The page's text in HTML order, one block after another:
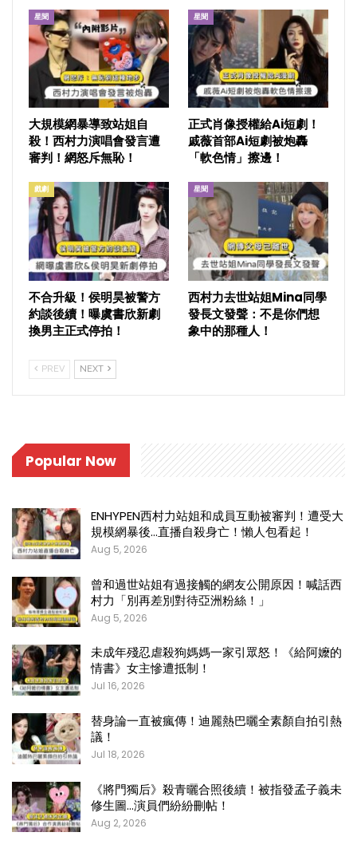
星聞
大規模網暴導致站姐自
殺！西村力演唱會發言遭
審判！網怒斥無恥！
星聞
正式肖像授權給Ai短劇！
戚薇首部Ai短劇被炮轟
「軟色情」擦邊！
戲劇
不合升級！侯明昊被警方
約談後續！曝虞書欣新劇
換男主正式停拍！
星聞
西村力去世站姐Mina同學
發長文發聲：不是你們想
象中的那種人！
PREV NEXT
Popular Now
ENHYPEN西村力站姐和成員互動被審判！遭受大
規模網暴後…直播自殺身亡！懶人包看起！
Aug 5, 2026
曾和過世站姐有過接觸的網友公開原因！喊話西
村力「別再差別對待亞洲粉絲！」
Aug 5, 2026
未成年殘忍虐殺狗媽媽一家引眾怒！《給阿嬤的
情書》女主慘遭抵制！
Jul 16, 2026
替身論一直被瘋傳！迪麗熱巴曬全素顏自拍引熱
議！
Jul 18, 2026
《將門獨后》殺青曬合照後續！被指發孟子義未
修生圖…演員們紛紛刪帖！
Aug 2, 2026